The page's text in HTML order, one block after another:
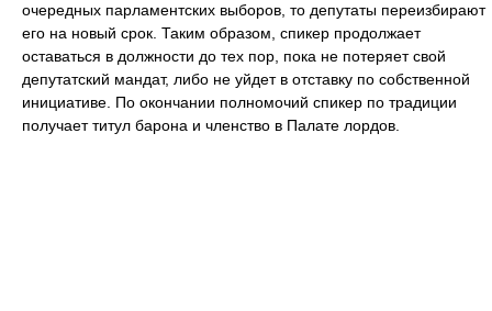
очередных парламентских выборов, то депутаты переизбирают
его на новый срок. Таким образом, спикер продолжает
оставаться в должности до тех пор, пока не потеряет свой
депутатский мандат, либо не уйдет в отставку по собственной
инициативе. По окончании полномочий спикер по традиции
получает титул барона и членство в Палате лордов.